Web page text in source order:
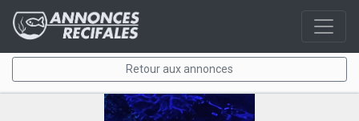
Retour aux annonces